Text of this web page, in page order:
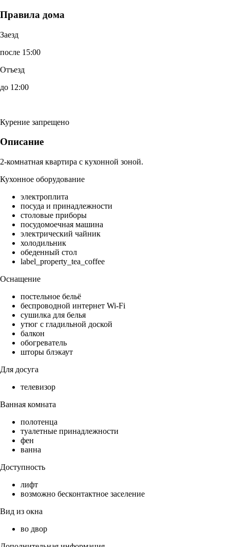
Правила дома
Заезд
после 15:00
Отъезд
до 12:00
Курение запрещено
Описание
2-комнатная квартира с кухонной зоной.
Кухонное оборудование
электроплита
посуда и принадлежности
столовые приборы
посудомоечная машина
электрический чайник
холодильник
обеденный стол
label_property_tea_coffee
Оснащение
постельное бельё
беспроводной интернет Wi-Fi
сушилка для белья
утюг с гладильной доской
балкон
обогреватель
шторы блэкаут
Для досуга
телевизор
Ванная комната
полотенца
туалетные принадлежности
фен
ванна
Доступность
лифт
возможно бесконтактное заселение
Вид из окна
во двор